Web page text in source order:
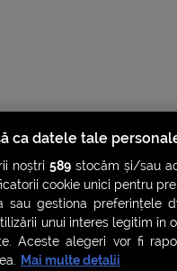
SHORTS LIVE
ca datele tale
noștri589 stocăm și/sau
cookie unici pentru
sau gestiona preferințele
unui interes legitim în
Aceste alegeri vor fi
Mai multe detalii